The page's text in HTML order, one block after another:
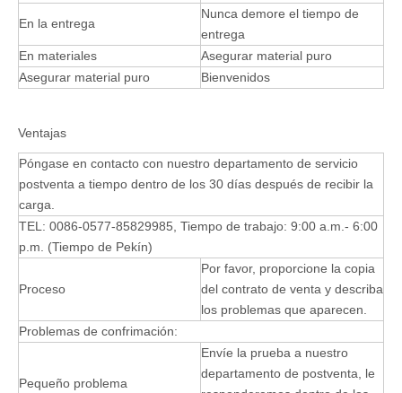
En la entrega
Nunca demore el tiempo de
entrega
En materiales
Asegurar material puro
Asegurar material puro
Bienvenidos
Ventajas
Póngase en contacto con nuestro departamento de servicio
postventa a tiempo dentro de los 30 días después de recibir la
carga.
TEL: 0086-0577-85829985, Tiempo de trabajo: 9:00 a.m.- 6:00
p.m. (Tiempo de Pekín)
Proceso
Por favor, proporcione la copia
del contrato de venta y describa
los problemas que aparecen.
Problemas de confrimación:
Pequeño problema
Envíe la prueba a nuestro
departamento de postventa, le